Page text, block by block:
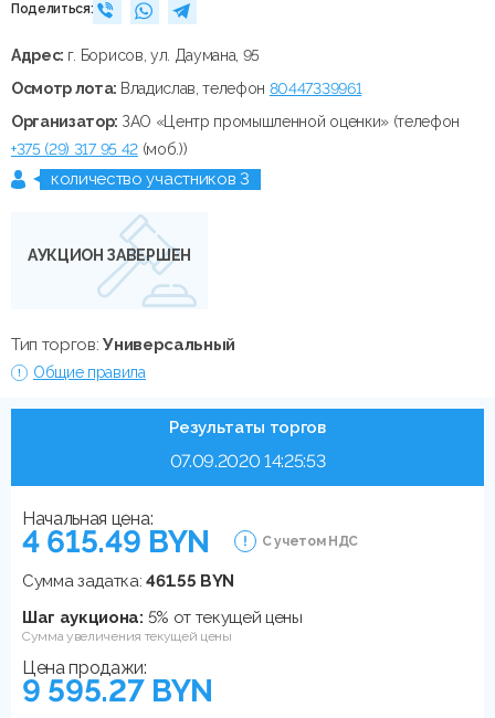
Поделиться:
Адрес: г. Борисов, ул. Даумана, 95
Осмотр лота: Владислав, телефон 80447339961
Организатор: ЗАО «Центр промышленной оценки» (телефон
+375 (29) 317 95 42(моб.))
количество участников 3
АУКЦИОН ЗАВЕРШЕН
Тип торгов:Универсальный
Общие правила
Результаты торгов
07.09.2020 14:25:53
Начальная цена:
4 615.49 BYN С учетом НДС
Сумма задатка:461.55 BYN
Шаг аукциона: 5% от текущей цены
Сумма увеличения текущей цены
Цена продажи:
9 595.27 BYN